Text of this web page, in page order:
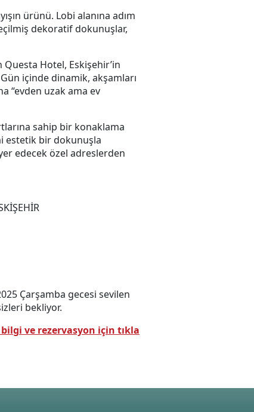
ürünü. Lobi alanına adım
dekoratif dokunuşlar,
Hotel, Eskişehir’in
içinde dinamik, akşamları
“evden uzak ama ev
sahip bir konaklama
estetik bir dokunuşla
edecek özel adreslerden
Çarşamba gecesi sevilen
bekliyor.
ve rezervasyon için tıkla